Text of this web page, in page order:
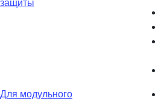
защиты
Для модульного